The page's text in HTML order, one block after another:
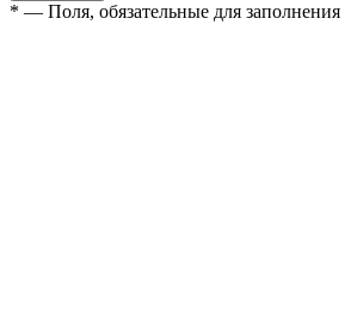
* — Поля, обязательные для заполнения